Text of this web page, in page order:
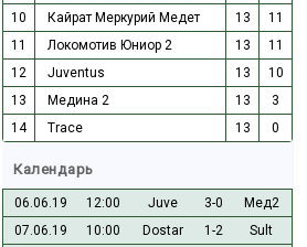
10
Кайрат Меркурий Медет 13
11
11
Локомотив Юниор 2 13
11
12
Juventus 13
10
13
Медина 2 13
3
14
Trace 13 0
Календарь
06.06.19 12:00 Juve 3-0
Мед2
07.06.19
10:00 Dostar 1-2 Sult